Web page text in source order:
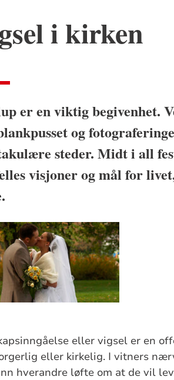
i kirken
er en viktig begivenhet.
og
steder. Midt i all
visjoner og mål for
eller vigsel er en
eller kirkelig. I vitners
hverandre løfte om at de vil